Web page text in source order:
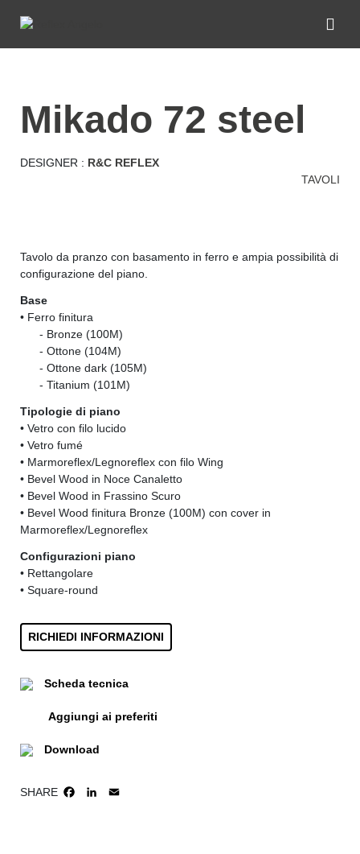
mikado 72 steel
DESIGNER : R&C REFLEX
TAVOLI
Tavolo da pranzo con basamento in ferro e ampia possibilità di
configurazione del piano.
Base
• Ferro finitura
- Bronze (100M)
- Ottone (104M)
- Ottone dark (105M)
- Titanium (101M)
Tipologie di piano
• Vetro con filo lucido
• Vetro fumé
• Marmoreflex/Legnoreflex con filo Wing
• Bevel Wood in Noce Canaletto
• Bevel Wood in Frassino Scuro
• Bevel Wood finitura Bronze (100M) con cover in
Marmoreflex/Legnoreflex
Configurazioni piano
• Rettangolare
• Square-round
RICHIEDI INFORMAZIONI
Scheda tecnica
Aggiungi ai preferiti
Download
SHARE FACEBOOK
LINKEDIN